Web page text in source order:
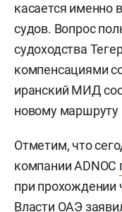
касается именно
судов. Вопрос
судоходства
компенсациями
иранский МИД
новому
Отметим, что
компании ADNOC
при прохождении
Власти ОАЭ